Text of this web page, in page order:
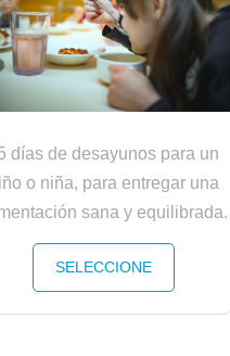
días de desayunos para un
o niña, para entregar una
sana y equilibrada.
SELECCIONE